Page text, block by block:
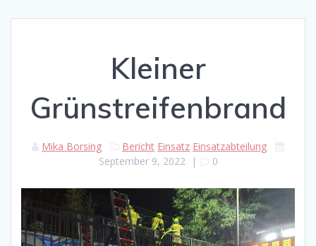
Kleiner
Grünstreifenbrand
Mika Borsing Bericht Einsatz Einsatzabteilung
September 9, 2022| 0